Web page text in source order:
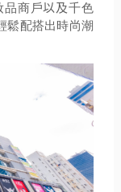
品商戶以及千色
鬆配搭出時尚潮